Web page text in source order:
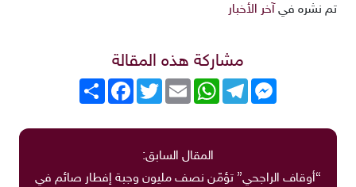
تم نشره في آخر الأخبار
مشاركة هذه المقالة
انشر
FacebookTwitterEmail
WhatsAppTelegram
Messenger
المقال السابق:
“أوقاف الراجحي” تؤمّن نصف مليون وجبة إفطار صائم في